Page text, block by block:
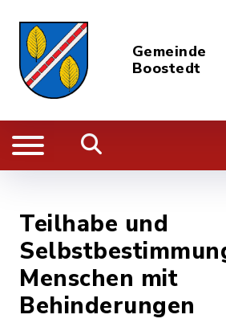
Gemeinde
Boostedt
Teilhabe und
Menschen mit
Behinderungen